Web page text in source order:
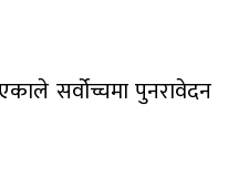
सर्वोच्चमा पुनरावेदन